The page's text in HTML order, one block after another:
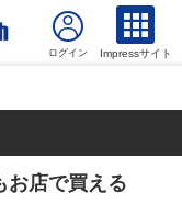
Impressサイト
お店で買える